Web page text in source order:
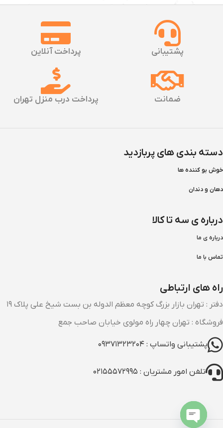
پشتیبانی پرداخت آنلاین
ضمانت پرداخت درب منزل تهران
دسته بندی های پربازدید
خوش بو کننده ها
دهان و دندان
درباره ی سه تا کالا
درباره ی ما
تماس با ما
راه های ارتباطی
دفتر : تهران بازار بزرگ کوچه معظم الدوله بن بست شیخ علی پلاک ۱۹
فروشگاه : تهران چهار راه مولوی خیابان صاحب جمع
پشتیبانی واتساپ : ۰۹۳۷۱۳۲۳۲۰۴
تلفن امور مشتریان : ۰۲۱۵۵۵۷۲۹۹۵